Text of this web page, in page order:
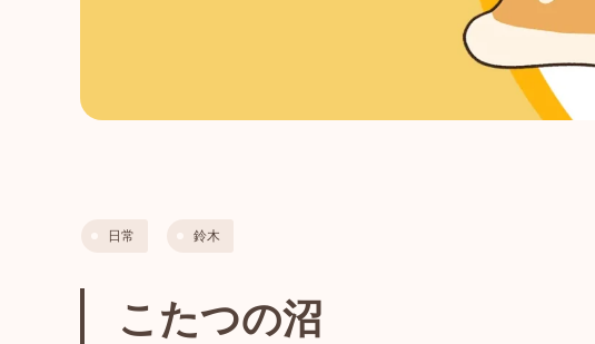
日常 鈴木
こたつの沼